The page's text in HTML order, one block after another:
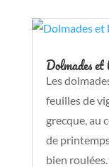
Dolmades et
Les
feuilles de
grecque, au
de
bien